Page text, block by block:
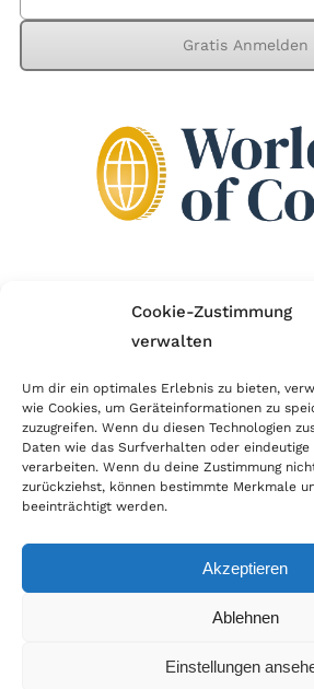
Cookie-Zustimmung
verwalten
Um dir ein optimales Erlebnis zu bieten,
wie Cookies, um Geräteinformationen zu
zuzugreifen. Wenn du diesen Technologien
Daten wie das Surfverhalten oder
verarbeiten. Wenn du deine Zustimmung
zurückziehst, können bestimmte Merkmale
beeinträchtigt werden.
Akzeptieren
Ablehnen
Einstellungen
Warenkorb
Gratis Anmelden
Wir sind Mitglied im Händlerbund!
erfolgreichen E-Commerce ein.
viele Onlineshops im Netz
und unterstützen fairen
© Copyright 2026 | World of Coins |
|Zahlung &